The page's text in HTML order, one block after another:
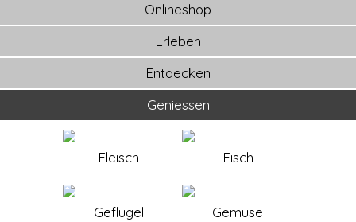
Onlineshop
Erleben
Entdecken
Geniessen
Fleisch Fisch
Geflügel Gemüse